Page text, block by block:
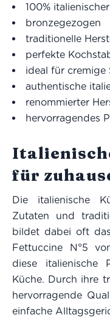
100%
bronzegezogen
traditionelle
perfekte
ideal für cremige
authentische
renommierter
hervorragendes
für
Die italienische
Zutaten und
bildet dabei oft
Fettuccine N°5
diese italienische
Küche. Durch ihre
hervorragende
einfache